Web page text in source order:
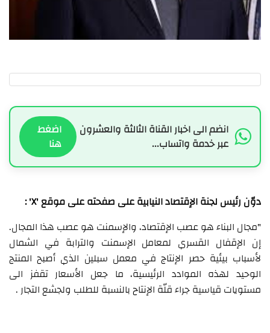
انضم الى اخبار القناة الثالثة والعشرون
عبر خدمة واتساب...
اضغط
هنا
دوّن رئيس لجنة الإقتصاد النيابية على صفحته على موقع 'X' :
"‏مجال البناء هو عصب الإقتصاد، والإسمنت هو عصب هذا المجال.
إن الإقفال القسري لمعامل الإسمنت والترابة في الشمال
لأسباب بيئية حصر الإنتاج في معمل سبلين الذي أصبح المنتج
الوحيد لهذه الموادد الرئيسية، ما جعل الأسعار تقفز الى
مستويات قياسية جراء قلّة الإنتاح بالنسبة للطلب ولجشع التجار .